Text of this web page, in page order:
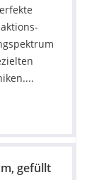
gefüllt